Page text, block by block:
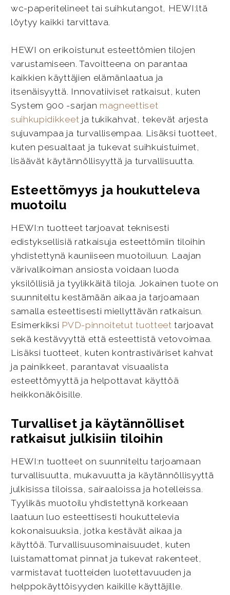
wc-paperitelineet tai suihkutangot, HEWI:ltä
löytyy kaikki tarvittava.
HEWI on erikoistunut esteettömien tilojen
varustamiseen. Tavoitteena on parantaa
kaikkien käyttäjien elämänlaatua ja
itsenäisyyttä. Innovatiiviset ratkaisut, kuten
System 900 -sarjan magneettiset
suihkupidikkeet ja tukikahvat, tekevät arjesta
sujuvampaa ja turvallisempaa. Lisäksi tuotteet,
kuten pesualtaat ja tukevat suihkuistuimet,
lisäävät käytännöllisyyttä ja turvallisuutta.
Esteettömyys ja houkutteleva
muotoilu
HEWI:n tuotteet tarjoavat teknisesti
edistyksellisiä ratkaisuja esteettömiin tiloihin
yhdistettynä kauniiseen muotoiluun. Laajan
värivalikoiman ansiosta voidaan luoda
yksilöllisiä ja tyylikkäitä tiloja. Jokainen tuote on
suunniteltu kestämään aikaa ja tarjoamaan
samalla esteettisesti miellyttävän ratkaisun.
Esimerkiksi PVD-pinnoitetut tuotteet tarjoavat
sekä kestävyyttä että esteettistä vetovoimaa.
Lisäksi tuotteet, kuten kontrastiväriset kahvat
ja painikkeet, parantavat visuaalista
esteettömyyttä ja helpottavat käyttöä
heikkonäköisille.
Turvalliset ja käytännölliset
ratkaisut julkisiin tiloihin
HEWI:n tuotteet on suunniteltu tarjoamaan
turvallisuutta, mukavuutta ja käytännöllisyyttä
julkisissa tiloissa, sairaaloissa ja hotelleissa.
Tyylikäs muotoilu yhdistettynä korkeaan
laatuun luo esteettisesti houkuttelevia
kokonaisuuksia, jotka kestävät aikaa ja
käyttöä. Turvallisuusominaisuudet, kuten
luistamattomat pinnat ja tukevat rakenteet,
varmistavat tuotteiden luotettavuuden ja
helppokäyttöisyyden kaikille käyttäjille.